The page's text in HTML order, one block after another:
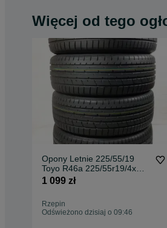
Więcej od tego
Opony Letnie 225/55/19
Toyo R46a 225/55r19/4x
nowe demo 8mm 2021
1 099 zł
Rzepin
Odświeżono dzisiaj o 09:46